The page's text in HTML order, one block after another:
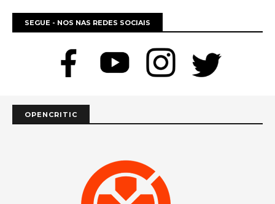
SEGUE - NOS NAS REDES SOCIAIS
OPENCRITIC